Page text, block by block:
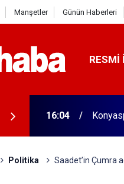
Manşetler Günün Haberleri
RESMI
16:04
Politika Saadet’in Çumra